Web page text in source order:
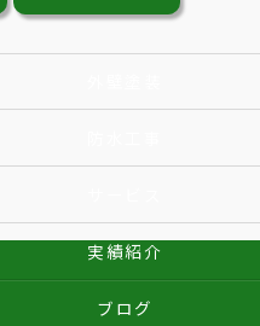
実績紹介
ブログ